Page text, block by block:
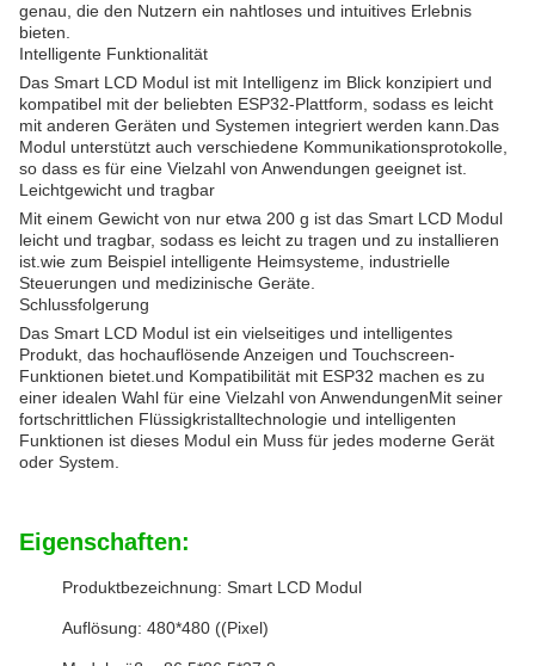
genau, die den Nutzern ein nahtloses und intuitives Erlebnis
bieten.
Intelligente Funktionalität
Das Smart LCD Modul ist mit Intelligenz im Blick konzipiert und
kompatibel mit der beliebten ESP32-Plattform, sodass es leicht
mit anderen Geräten und Systemen integriert werden kann.Das
Modul unterstützt auch verschiedene Kommunikationsprotokolle,
so dass es für eine Vielzahl von Anwendungen geeignet ist.
Leichtgewicht und tragbar
Mit einem Gewicht von nur etwa 200 g ist das Smart LCD Modul
leicht und tragbar, sodass es leicht zu tragen und zu installieren
ist.wie zum Beispiel intelligente Heimsysteme, industrielle
Steuerungen und medizinische Geräte.
Schlussfolgerung
Das Smart LCD Modul ist ein vielseitiges und intelligentes
Produkt, das hochauflösende Anzeigen und Touchscreen-
Funktionen bietet.und Kompatibilität mit ESP32 machen es zu
einer idealen Wahl für eine Vielzahl von AnwendungenMit seiner
fortschrittlichen Flüssigkristalltechnologie und intelligenten
Funktionen ist dieses Modul ein Muss für jedes moderne Gerät
oder System.
Eigenschaften:
Produktbezeichnung: Smart LCD Modul
Auflösung: 480*480 ((Pixel)